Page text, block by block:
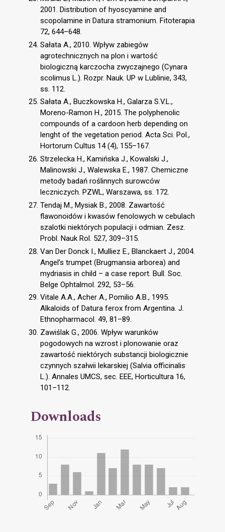
2001. Distribution of hyoscyamine and
scopolamine in Datura stramonium. Fitoterapia
72, 644–648.
Sałata A., 2010. Wpływ zabiegów
agrotechnicznych na plon i wartość
biologiczną karczocha zwyczajnego (Cynara
scolimus L.). Rozpr. Nauk. UP w Lublinie, 343,
ss. 112.
Sałata A., Buczkowska H., Galarza S.V.L.,
Moreno-Ramon H., 2015. The polyphenolic
compounds of a cardoon herb depending on
lenght of the vegetation period. Acta Sci. Pol.,
Hortorum Cultus 14 (4), 155–167.
Strzelecka H., Kamińska J., Kowalski J.,
Malinowski J., Walewska E., 1987. Chemiczne
metody badań roślinnych surowców
leczniczych. PZWL, Warszawa, ss. 172.
Tendaj M., Mysiak B., 2008. Zawartość
flawonoidów i kwasów fenolowych w cebulach
szalotki niektórych populacji i odmian. Zesz.
Probl. Nauk Rol. 527, 309–315.
Van Der Donck I., Mulliez E., Blanckaert J., 2004.
Angel’s trumpet (Brugmansia arborea) and
mydriasis in child – a case report. Bull. Soc.
Belge Ophtalmol. 292, 53–56.
Vitale A.A., Acher A., Pomilio A.B., 1995.
Alkaloids of Datura ferox from Argentina. J.
Ethnopharmacol. 49, 81–89.
Zawiślak G., 2006. Wpływ warunków
pogodowych na wzrost i plonowanie oraz
zawartość niektórych substancji biologicznie
czynnych szałwii lekarskiej (Salvia officinalis
L.). Annales UMCS, sec. EEE, Horticultura 16,
101–112.
Downloads